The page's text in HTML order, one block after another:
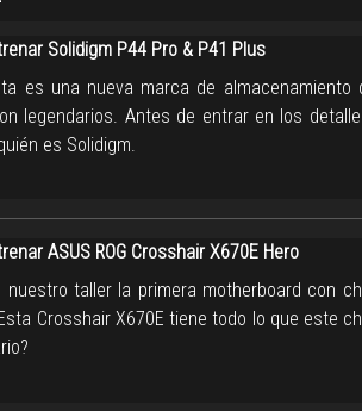
Solidigm P44 Pro & P41 Plus
es una nueva marca de almacenamiento
legendarios. Antes de entrar en los
es Solidigm.
ASUS ROG Crosshair X670E Hero
nuestro taller la primera motherboard con
Crosshair X670E tiene todo lo que este